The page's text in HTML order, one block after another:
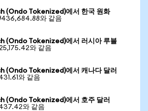
(Ondo Tokenized)에서 한국 원화
와 같음
(Ondo Tokenized)에서 러시아 루블
와 같음
(Ondo Tokenized)에서 캐나다 달러
와 같음
(Ondo Tokenized)에서 호주 달러
와 같음